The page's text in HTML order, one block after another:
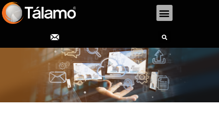
Menu
Search